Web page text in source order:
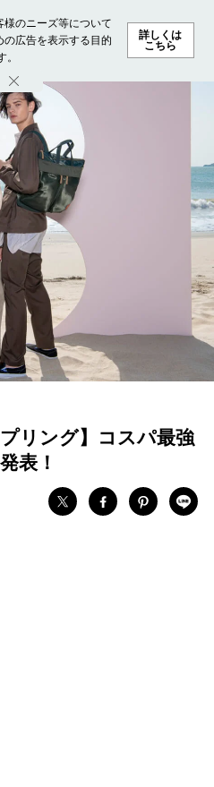
のニーズ等について
広告を表示する目的
詳しくは
こちら
ング ファッション ビューテ
リング】コスパ最強
表！